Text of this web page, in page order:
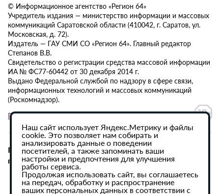
© Информационное агентство «Регион 64»
Учредитель издания — министерство информации и массовых
коммуникаций Саратовской области (410042, г. Саратов, ул.
Московская, д. 72).
Издатель — ГАУ СМИ СО «Регион 64». Главный редактор
Степанов В.В.
Свидетельство о регистрации средства массовой информации
ИА № ФС77-60442 от 30 декабря 2014 г.
Выдано Федеральной службой по надзору в сфере связи,
информационных технологий и массовых коммуникаций
(Роскомнадзор).
Политика в отношении обработки персональных данных
При использовании материалов сайта активная
гиперссылка на ИА «Регион 64» обязательна.
Наш сайт использует Яндекс.Метрику и файлы
cookie. Это позволяет нам собирать и
анализировать данные о поведении
посетителей, а также запоминать ваши
настройки и предпочтения для улучшения
работы сервиса.
Продолжая использовать сайт, вы соглашаетесь
на передач, обработку и распространение
ваших персональных данных в соответствии с